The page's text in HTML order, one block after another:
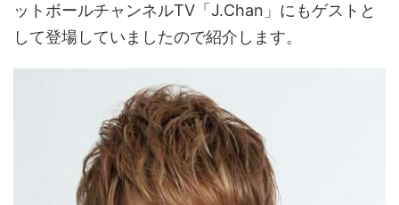
ットボールチャンネルTV「J.Chan」にもゲストと
して登場していましたので紹介します。